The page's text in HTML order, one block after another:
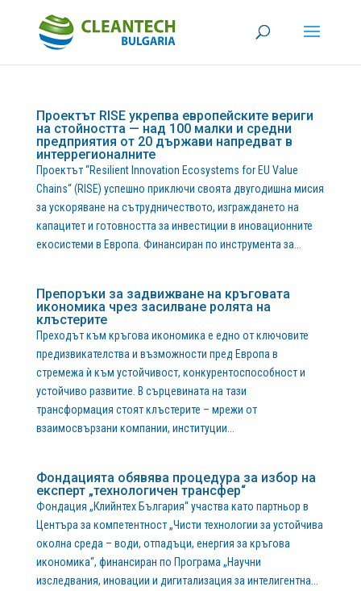
Проектът RISE укрепва европейските вериги
на стойността — над 100 малки и средни
предприятия от 20 държави напредват в
интеррегионалните
Проектът “Resilient Innovation Ecosystems for EU Value
Chains“ (RISE) успешно приключи своята двугодишна мисия
за ускоряване на сътрудничеството, изграждането на
капацитет и готовността за инвестиции в иновационните
екосистеми в Европа. Финансиран по инструмента за...
Препоръки за задвижване на кръговата
икономика чрез засилване ролята на
клъстерите
Преходът към кръгова икономика е едно от ключовите
предизвикателства и възможности пред Европа в
стремежа ѝ към устойчивост, конкурентоспособност и
устойчиво развитие. В сърцевината на тази
трансформация стоят клъстерите – мрежи от
взаимосвързани компании, институции...
Фондацията обявява процедура за избор на
експерт „технологичен трансфер“
Фондация „Клийнтех България“ участва като партньор в
Центъра за компетентност „Чисти технологии за устойчива
околна среда – води, отпадъци, енергия за кръгова
икономика“, финансиран по Програма „Научни
изследвания, иновации и дигитализация за интелигентна...